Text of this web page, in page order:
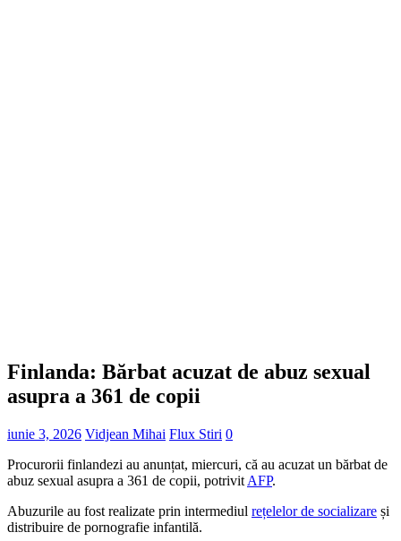
Finlanda: Bărbat acuzat de abuz sexual
asupra a 361 de copii
iunie 3, 2026 Vidjean Mihai Flux Stiri 0
Procurorii finlandezi au anunțat, miercuri, că au acuzat un bărbat de
abuz sexual asupra a 361 de copii, potrivit AFP.
Abuzurile au fost realizate prin intermediul rețelelor de socializare și
distribuire de pornografie infantilă.